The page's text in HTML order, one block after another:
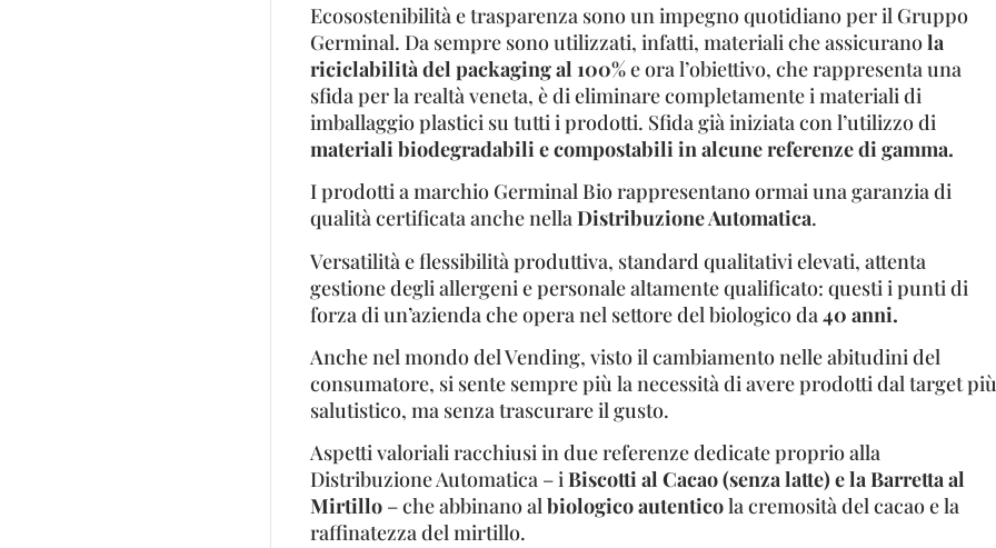
Ecosostenibilità e trasparenza sono un impegno quotidiano per il Gruppo
Germinal. Da sempre sono utilizzati, infatti, materiali che assicuranola
riciclabilità del packaging al 100%e ora l’obiettivo, che rappresenta una
sfida per la realtà veneta, è di eliminare completamente i materiali di
imballaggio plastici su tutti i prodotti. Sfida già iniziata con l’utilizzo di
materiali biodegradabili e compostabili in alcune referenze di gamma.
I prodotti a marchio Germinal Bio rappresentano ormai una garanzia di
qualità certificata anche nellaDistribuzione Automatica.
Versatilità e flessibilità produttiva, standard qualitativi elevati, attenta
gestione degli allergeni e personale altamente qualificato: questi i punti di
forza di un’azienda che opera nel settore del biologico da 40 anni.
Anche nel mondo del Vending, visto il cambiamento nelle abitudini del
consumatore, si sente sempre più la necessità di avere prodotti dal target più
salutistico, ma senza trascurare il gusto.
Aspetti valoriali racchiusi in due referenze dedicate proprio alla
Distribuzione Automatica – iBiscotti al Cacao (senza latte) e la Barretta al
Mirtillo– che abbinano albiologico autenticola cremosità del cacao e la
raffinatezza del mirtillo.